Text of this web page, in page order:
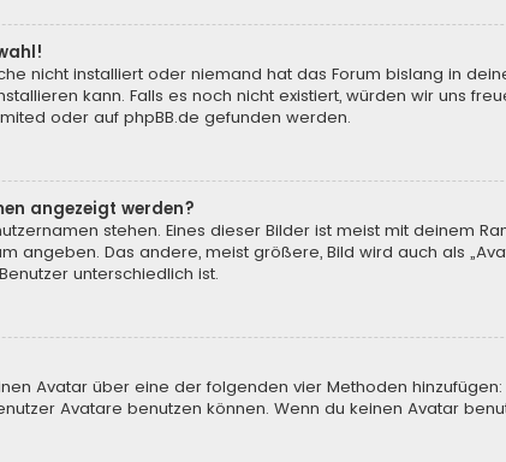
nicht installiert oder niemand hat das Forum bislang in
kann. Falls es noch nicht existiert, würden wir uns
oder auf phpBB.de gefunden werden.
angezeigt werden?
stehen. Eines dieser Bilder ist meist mit deinem
angeben. Das andere, meist größere, Bild wird auch als
unterschiedlich ist.
Avatar über eine der folgenden vier Methoden
Avatare benutzen können. Wenn du keinen Avatar